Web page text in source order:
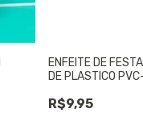
ENFEITE DE
DE PLASTICO
R$9,95